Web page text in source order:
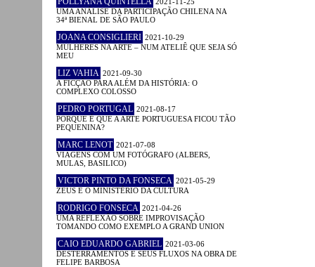
UMA ANÁLISE DA PARTICIPAÇÃO CHILENA NA
34ª BIENAL DE SÃO PAULO
JOANA CONSIGLIERI 2021-10-29
MULHERES NA ARTE – NUM ATELIÊ QUE SEJA SÓ
MEU
LIZ VAHIA 2021-09-30
A FICÇÃO PARA ALÉM DA HISTÓRIA: O
COMPLEXO COLOSSO
PEDRO PORTUGAL 2021-08-17
PORQUE É QUE A ARTE PORTUGUESA FICOU TÃO
PEQUENINA?
MARC LENOT 2021-07-08
VIAGENS COM UM FOTÓGRAFO (ALBERS,
MULAS, BASILICO)
VICTOR PINTO DA FONSECA 2021-05-29
ZEUS E O MINISTÉRIO DA CULTURA
RODRIGO FONSECA 2021-04-26
UMA REFLEXÃO SOBRE IMPROVISAÇÃO
TOMANDO COMO EXEMPLO A GRAND UNION
CAIO EDUARDO GABRIEL 2021-03-06
DESTERRAMENTOS E SEUS FLUXOS NA OBRA DE
FELIPE BARBOSA